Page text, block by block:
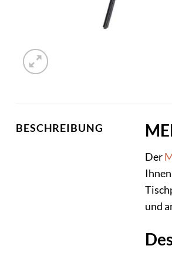
BESCHREIBUNG
Der
und